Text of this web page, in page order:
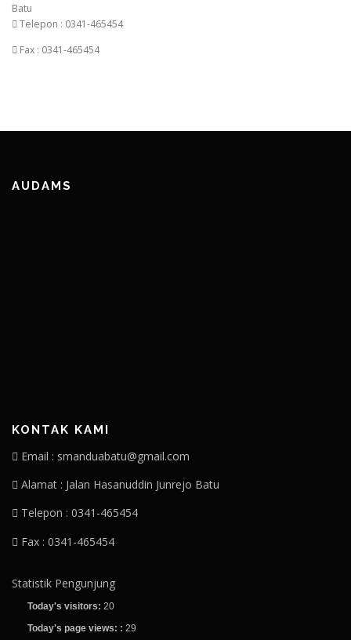
Batu
Telepon : 0341-465454
Fax : 0341-465454
AUDAMS
KONTAK KAMI
Email : smanduabatu@gmail.com
Alamat : Jalan Hasanuddin Junrejo Batu
Telepon : 0341-465454
Fax : 0341-465454
Statistik Pengunjung
Today's visitors: 20
Today's page views: : 29